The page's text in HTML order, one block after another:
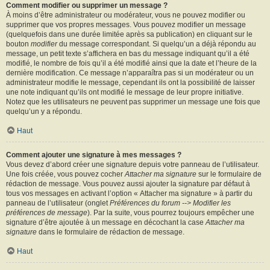
Comment modifier ou supprimer un message ?
À moins d’être administrateur ou modérateur, vous ne pouvez modifier ou
supprimer que vos propres messages. Vous pouvez modifier un message
(quelquefois dans une durée limitée après sa publication) en cliquant sur le
bouton modifierdu message correspondant. Si quelqu’un a déjà répondu au
message, un petit texte s’affichera en bas du message indiquant qu’il a été
modifié, le nombre de fois qu’il a été modifié ainsi que la date et l’heure de la
dernière modification. Ce message n’apparaîtra pas si un modérateur ou un
administrateur modifie le message, cependant ils ont la possibilité de laisser
une note indiquant qu’ils ont modifié le message de leur propre initiative.
Notez que les utilisateurs ne peuvent pas supprimer un message une fois que
quelqu’un y a répondu.
Haut
Comment ajouter une signature à mes messages ?
Vous devez d’abord créer une signature depuis votre panneau de l’utilisateur.
Une fois créée, vous pouvez cocherAttacher ma signature sur le formulaire de
rédaction de message. Vous pouvez aussi ajouter la signature par défaut à
tous vos messages en activant l’option « Attacher ma signature » à partir du
panneau de l’utilisateur (ongletPréférences du forum --> Modifier les
préférences de message). Par la suite, vous pourrez toujours empêcher une
signature d’être ajoutée à un message en décochant la caseAttacher ma
signature dans le formulaire de rédaction de message.
Haut